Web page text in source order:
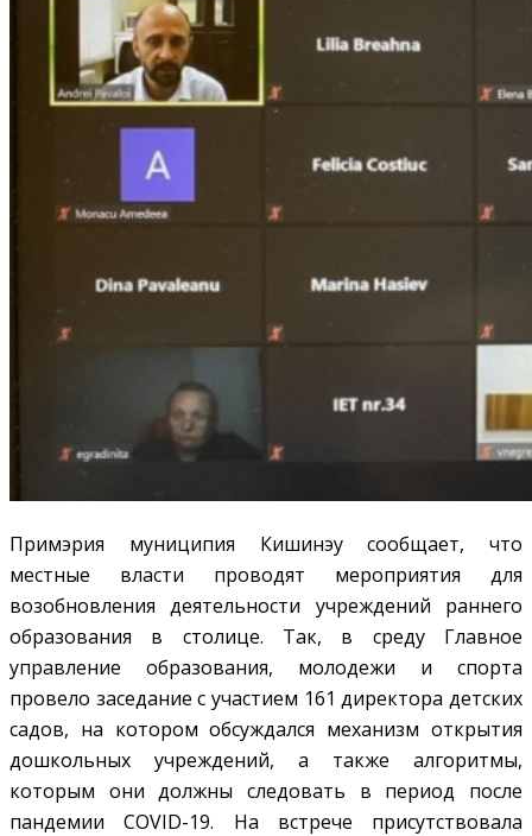
Примэрия муниципия Кишинэу сообщает, что
местные власти проводят мероприятия для
возобновления деятельности учреждений раннего
образования в столице. Так, в среду Главное
управление образования, молодежи и спорта
провело заседание с участием 161 директора детских
садов, на котором обсуждался механизм открытия
дошкольных учреждений, а также алгоритмы,
которым они должны следовать в период после
пандемии COVID-19. На встрече присутствовала